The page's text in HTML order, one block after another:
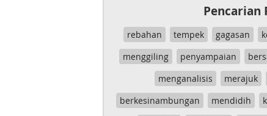
Pencarian
rebahan tempek gagasan
menggiling
penyampaian
menganalisis
merajuk
berkesinambungan
mendidih